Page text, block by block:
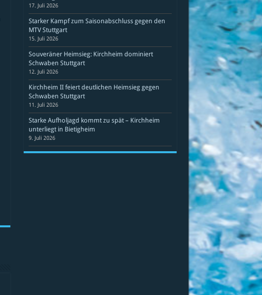
17. Juli 2026
Starker Kampf zum Saisonabschluss gegen den
MTV Stuttgart
15. Juli 2026
Souveräner Heimsieg: Kirchheim dominiert
Schwaben Stuttgart
12. Juli 2026
Kirchheim II feiert deutlichen Heimsieg gegen
Schwaben Stuttgart
11. Juli 2026
Starke Aufholjagd kommt zu spät – Kirchheim
unterliegt in Bietigheim
9. Juli 2026